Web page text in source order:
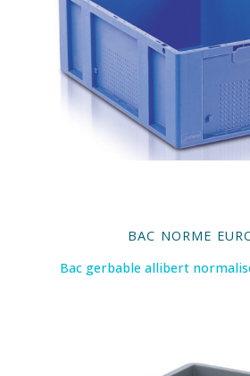
BAC NORME
Bac gerbable allibert